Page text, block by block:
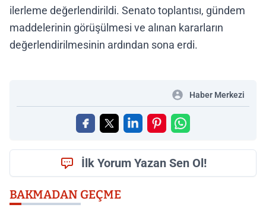
ilerleme değerlendirildi. Senato toplantısı, gündem
maddelerinin görüşülmesi ve alınan kararların
değerlendirilmesinin ardından sona erdi.
Haber Merkezi
İlk Yorum Yazan Sen Ol!
BAKMADAN GEÇME